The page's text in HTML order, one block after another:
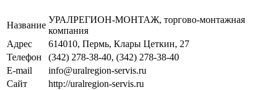
Название
УРАЛРЕГИОН-МОНТАЖ, торгово-монтажная
компания
Адрес
614010, Пермь, Клары Цеткин, 27
Телефон
(342) 278-38-40, (342) 278-38-40
E-mail
info@uralregion-servis.ru
Сайт
http://uralregion-servis.ru